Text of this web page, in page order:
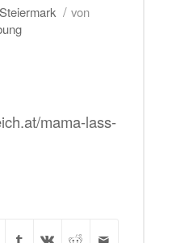
Steiermark / von
mama-lass-